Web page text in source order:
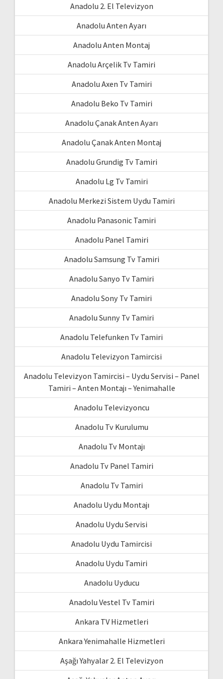
Anadolu 2. El Televizyon
Anadolu Anten Ayarı
Anadolu Anten Montaj
Anadolu Arçelik Tv Tamiri
Anadolu Axen Tv Tamiri
Anadolu Beko Tv Tamiri
Anadolu Çanak Anten Ayarı
Anadolu Çanak Anten Montaj
Anadolu Grundig Tv Tamiri
Anadolu Lg Tv Tamiri
Anadolu Merkezi Sistem Uydu Tamiri
Anadolu Panasonic Tamiri
Anadolu Panel Tamiri
Anadolu Samsung Tv Tamiri
Anadolu Sanyo Tv Tamiri
Anadolu Sony Tv Tamiri
Anadolu Sunny Tv Tamiri
Anadolu Telefunken Tv Tamiri
Anadolu Televizyon Tamircisi
Anadolu Televizyon Tamircisi – Uydu Servisi – Panel
Tamiri – Anten Montajı – Yenimahalle
Anadolu Televizyoncu
Anadolu Tv Kurulumu
Anadolu Tv Montajı
Anadolu Tv Panel Tamiri
Anadolu Tv Tamiri
Anadolu Uydu Montajı
Anadolu Uydu Servisi
Anadolu Uydu Tamircisi
Anadolu Uydu Tamiri
Anadolu Uyducu
Anadolu Vestel Tv Tamiri
Ankara TV Hizmetleri
Ankara Yenimahalle Hizmetleri
Aşağı Yahyalar 2. El Televizyon